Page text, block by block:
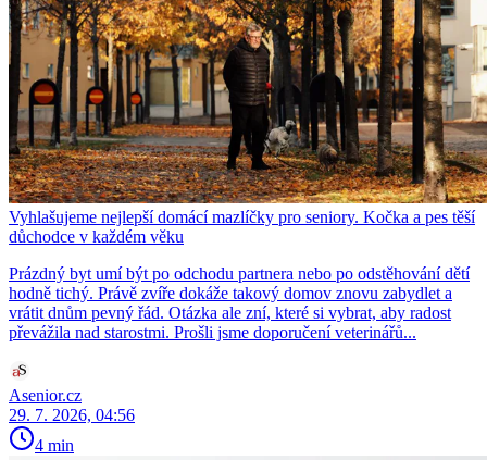
Vyhlašujeme nejlepší domácí mazlíčky pro seniory. Kočka a pes těší
důchodce v každém věku
Prázdný byt umí být po odchodu partnera nebo po odstěhování dětí
hodně tichý. Právě zvíře dokáže takový domov znovu zabydlet a
vrátit dnům pevný řád. Otázka ale zní, které si vybrat, aby radost
převážila nad starostmi. Prošli jsme doporučení veterinářů...
Asenior.cz
29. 7. 2026, 04:56
4 min